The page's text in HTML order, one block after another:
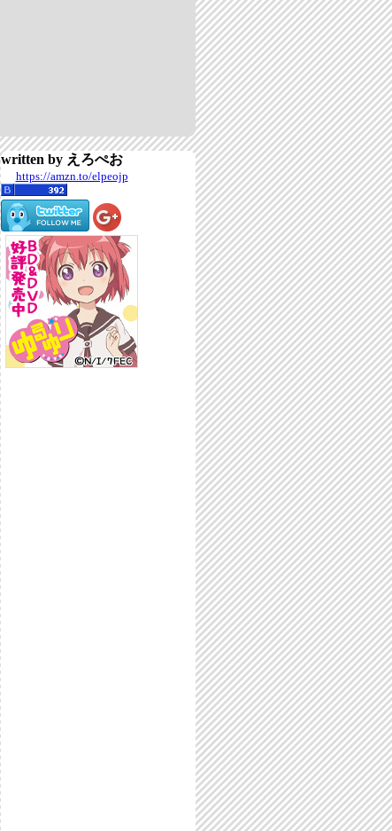
written by えろぺお
https://amzn.to/elpeojp